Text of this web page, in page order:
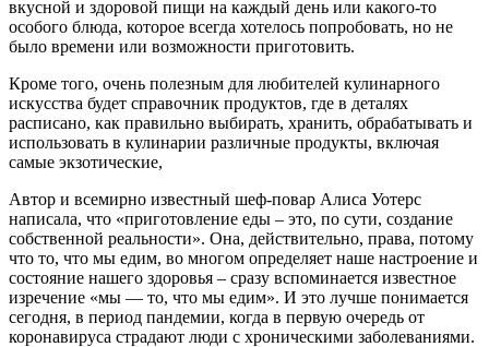
вкусной и здоровой пищи на каждый день или какого-то
особого блюда, которое всегда хотелось попробовать, но не
было времени или возможности приготовить.
Кроме того, очень полезным для любителей кулинарного
искусства будет справочник продуктов, где в деталях
расписано, как правильно выбирать, хранить, обрабатывать и
использовать в кулинарии различные продукты, включая
самые экзотические,
Автор и всемирно известный шеф-повар Алиса Уотерс
написала, что «приготовление еды – это, по сути, создание
собственной реальности». Она, действительно, права, потому
что то, что мы едим, во многом определяет наше настроение и
состояние нашего здоровья – сразу вспоминается известное
изречение «мы — то, что мы едим». И это лучше понимается
сегодня, в период пандемии, когда в первую очередь от
коронавируса страдают люди с хроническими заболеваниями.